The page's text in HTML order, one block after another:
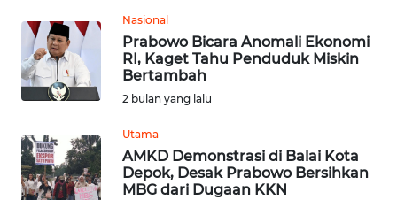
Nasional
Prabowo Bicara Anomali Ekonomi
RI, Kaget Tahu Penduduk Miskin
Bertambah
2 bulan yang lalu
Utama
AMKD Demonstrasi di Balai Kota
Depok, Desak Prabowo Bersihkan
MBG dari Dugaan KKN
TOBA
WN
NIAS
WN
LANGKAT